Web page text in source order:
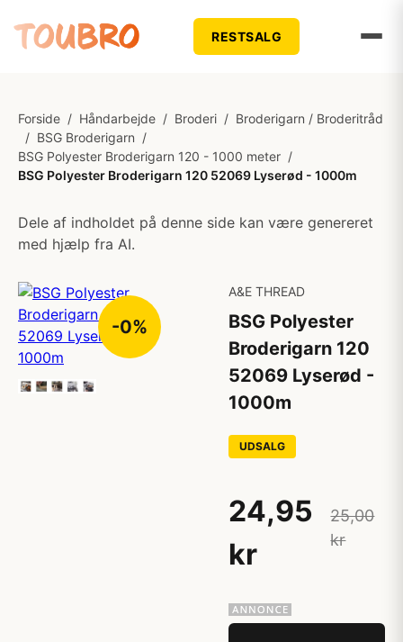
RESTSALG
Forside / Håndarbejde / Broderi / Broderigarn / Broderitråd
/ BSG Broderigarn /
BSG Polyester Broderigarn 120 - 1000 meter /
BSG Polyester Broderigarn 120 52069 Lyserød - 1000m
Dele af indholdet på denne side kan være genereret
med hjælp fra AI.
-0%
A&E THREAD
BSG Polyester
Broderigarn 120
52069 Lyserød -
1000m
UDSALG
24,95
kr
25,00
kr